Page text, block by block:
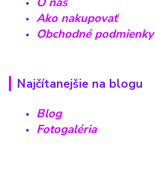
Ako nakupovať
Obchodné podmienky
Najčítanejšie na blogu
Blog
Fotogaléria